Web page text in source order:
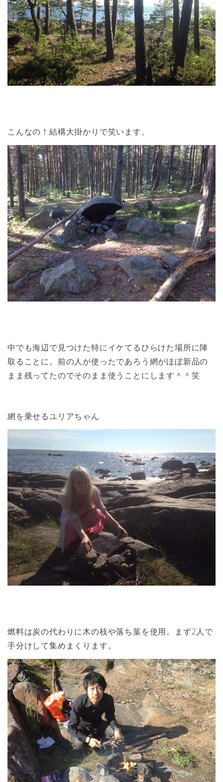
こんなの！結構大掛かりで笑います。
中でも海辺で見つけた特にイケてるひらけた場所に陣
取ることに。前の人が使ったであろう網がほぼ新品の
まま残ってたのでそのまま使うことにします＾＾笑
網を乗せるユリアちゃん
燃料は炭の代わりに木の枝や落ち葉を使用。まず2人で
手分けして集めまくります。